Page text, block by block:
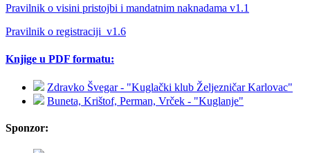
Pravilnik o visini pristojbi i mandatnim naknadama v1.1
Pravilnik o registraciji_v1.6
Knjige u PDF formatu:
Zdravko Švegar - "Kuglački klub Željezničar Karlovac"
Buneta, Krištof, Perman, Vrček - "Kuglanje"
Sponzor: